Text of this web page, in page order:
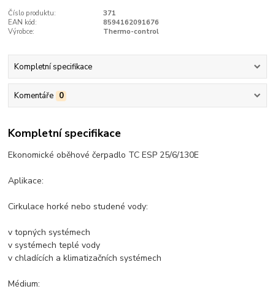
Číslo produktu:
371
EAN kód:
8594162091676
Výrobce:
Thermo-control
Kompletní specifikace
Komentáře 0
Kompletní specifikace
Ekonomické oběhové čerpadlo TC ESP 25/6/130E
Aplikace:
Cirkulace horké nebo studené vody:
v topných systémech
v systémech teplé vody
v chladících a klimatizačních systémech
Médium: